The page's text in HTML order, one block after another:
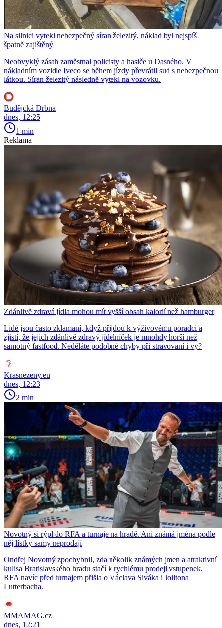
Na silnici vytekl nebezpečný síran železitý, náklad byl nejspíš
špatně zajištěný
Neobvyklý zásah zaměstnal policisty a hasiče u Dasného. V
nákladním vozidle Iveco se během jízdy převrátil sud s nebezpečnou
látkou. Síran železitý následně vytekl na vozovku.
Budějcká Drbna
dnes, 12:25
1 min
Reklama
Zdánlivě zdravá jídla mohou mít vyšší obsah kalorií než hamburger
Lidé jsou často zklamaní, když přijdou k výživovému poradci a
zjistí, že jejich zdánlivě zdravý jídelníček je mnohdy horší než
samotný fastfood. Neděláte podobné chyby při stravovaní i vy?
Krasnezeny.eu
dnes, 12:23
2 min
Novotný si rýpl do RFA a turnaje na hradě. Ani známá jména podle
něj lístky samy neprodají
Ondřej Novotný zpochybnil, zda několik známých jmen a atraktivní
kulisa Bratislavského hradu stačí k rychlému prodeji vstupenek.
RFA navíc před turnajem přišla o Václava Siváka i Joiltona
Lutterbacha.
MMAMAG.cz
dnes, 12:21